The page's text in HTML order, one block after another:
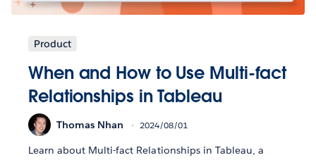
Product
When and How to Use Multi-fact
Relationships in Tableau
Thomas Nhan 2024/08/01
Learn about Multi-fact Relationships in Tableau, a